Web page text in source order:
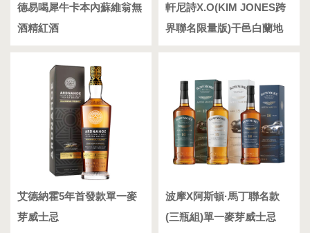
德易喝犀牛卡本內蘇維翁無
酒精紅酒
軒尼詩X.O(KIM JONES跨
界聯名限量版)干邑白蘭地
艾德納霍5年首發款單一麥
芽威士忌
波摩X阿斯頓·馬丁聯名款
(三瓶組)單一麥芽威士忌